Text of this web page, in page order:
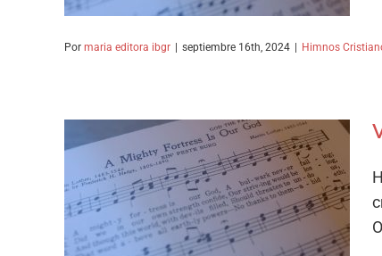
Por maria editora ibgr septiembre 16th, 2024 Himnos
Ven y cantemos Su amor
eternal
Himnos Cristianos